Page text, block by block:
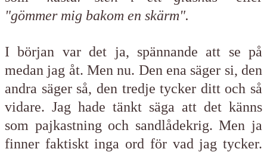
"gömmer mig bakom en skärm".
I början var det ja, spännande att se på
medan jag åt. Men nu. Den ena säger si, den
andra säger så, den tredje tycker ditt och så
vidare. Jag hade tänkt säga att det känns
som pajkastning och sandlådekrig. Men ja
finner faktiskt inga ord för vad jag tycker.